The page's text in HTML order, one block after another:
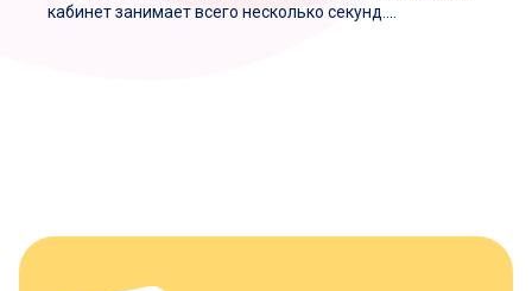
кабинет занимает всего несколько секунд....